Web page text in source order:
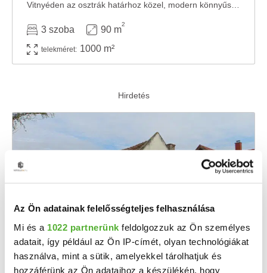
Az Ön adatainak felelősségteljes felhasználása
Mi és a 1022 partnerünk feldolgozzuk az Ön személyes
adatait, így például az Ön IP-címét, olyan technológiákat
használva, mint a sütik, amelyekkel tárolhatjuk és
hozzáférünk az Ön adataihoz a készülékén, hogy
3 szoba 90 m
2
telekméret: 1000 m²
16.71 M Ft 2
Vitnyéd, Petőfi Sándor utca 3 - Eladó